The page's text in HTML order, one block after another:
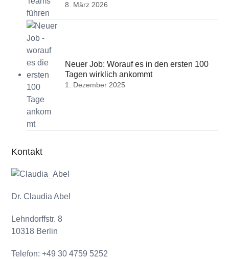
8. März 2026
Neuer Job: Worauf es in den ersten 100
Tagen wirklich ankommt
1. Dezember 2025
Kontakt
Dr. Claudia Abel
Lehndorffstr. 8
10318 Berlin
Telefon: +49 30 4759 5252